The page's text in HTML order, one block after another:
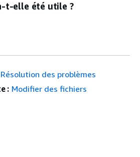
t-elle été utile ?
Résolution des problèmes
: Modifier des fichiers